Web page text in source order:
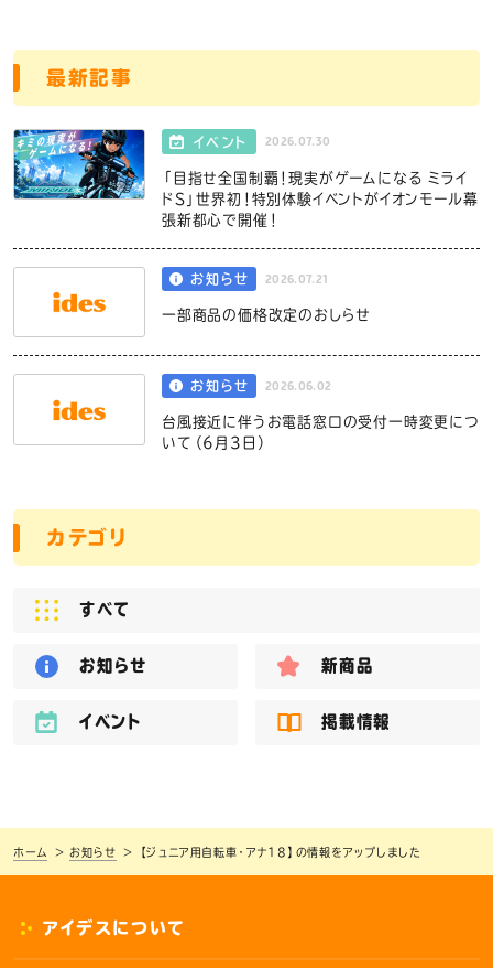
最新記事
イベント 2026.07.30
「目指せ全国制覇！現実がゲームになる ミライ
ドS」世界初！特別体験イベントがイオンモール幕
張新都心で開催！
お知らせ 2026.07.21
一部商品の価格改定のおしらせ
お知らせ 2026.06.02
台風接近に伴うお電話窓口の受付一時変更につ
いて（6月3日）
カテゴリ
すべて
お知らせ 新商品
イベント 掲載情報
ホーム お知らせ 【ジュニア用自転車・アナ18】の情報をアップしました
アイデスについて